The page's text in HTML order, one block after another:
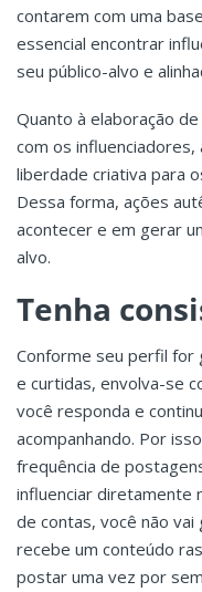
contarem com uma
essencial encontrar
seu público-alvo e
Quanto à elaboração
com os
liberdade criativa para
Dessa forma, ações
acontecer e em gerar
alvo.
Tenha
Conforme seu perfil for
e curtidas, envolva-se
você responda e
acompanhando. Por
frequência de
influenciar diretamente
de contas, você não vai
recebe um conteúdo
postar uma vez por